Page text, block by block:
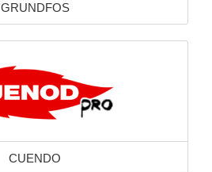
GRUNDFOS
CUENDO